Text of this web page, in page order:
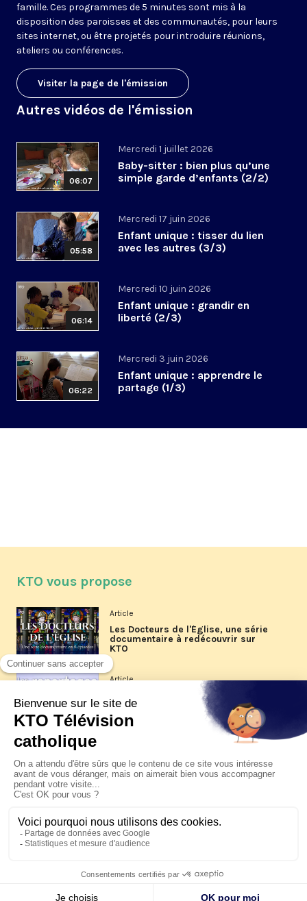
famille. Ces programmes de 5 minutes sont mis à la
disposition des paroisses et des communautés, pour leurs
sites internet, ou être projetés pour introduire réunions,
ateliers ou conférences.
Visiter la page de l'émission
Autres vidéos de l'émission
06:07
Mercredi 1 juillet 2026
Baby-sitter : bien plus qu’une
simple garde d’enfants (2/2)
05:58
Mercredi 17 juin 2026
Enfant unique : tisser du lien
avec les autres (3/3)
06:14
Mercredi 10 juin 2026
Enfant unique : grandir en
liberté (2/3)
06:22
Mercredi 3 juin 2026
Enfant unique : apprendre le
partage (1/3)
KTO vous propose
Article
Les Docteurs de l'Église, une série
documentaire à redécouvrir sur
KTO
Article
Les reportages d'été 2026 de KTO
La visite pastorale du pape Léon
XIV à Assise à suivre sur KTO le
jeudi 6 août
Le pape en Uruguay, Argentine et
Pérou du 6 au 17 novembre 2026